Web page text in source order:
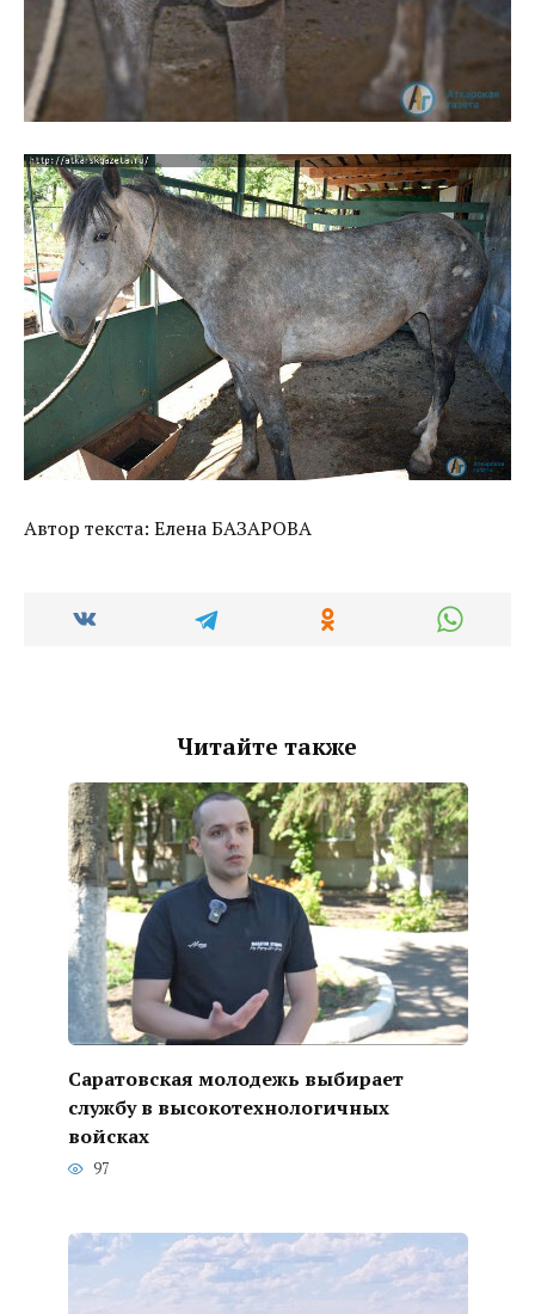
Автор текста: Елена БАЗАРОВА
Читайте также
Саратовская молодежь выбирает
службу в высокотехнологичных
войсках
97